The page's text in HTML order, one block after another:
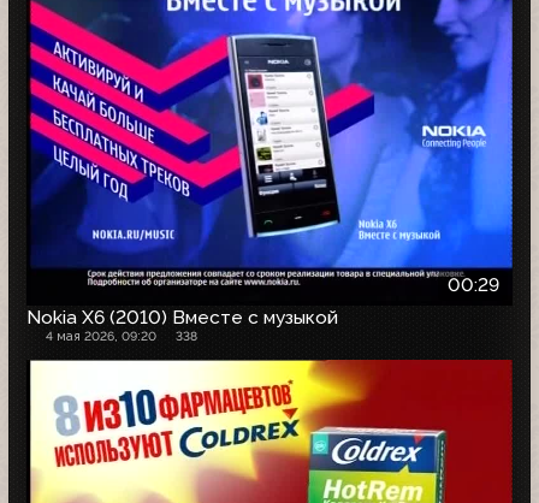
00:29
Nokia X6 (2010) Вместе с музыкой
4 мая 2026, 09:20 338